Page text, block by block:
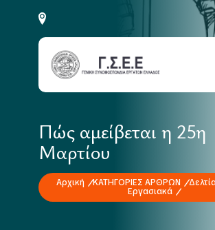
Πώς αμείβεται η 25η
Μαρτίου
Αρχική ΚΑΤΗΓΟΡΙΕΣ ΑΡΘΡΩΝ
Εργασιακά